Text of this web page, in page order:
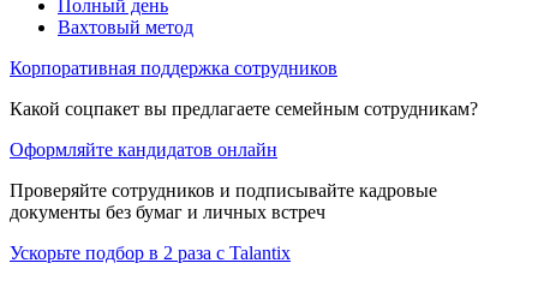
Полный день
Вахтовый метод
Корпоративная поддержка сотрудников
Какой соцпакет вы предлагаете семейным сотрудникам?
Оформляйте кандидатов онлайн
Проверяйте сотрудников и подписывайте кадровые
документы без бумаг и личных встреч
Ускорьте подбор в 2 раза с Talantix